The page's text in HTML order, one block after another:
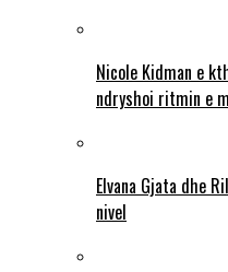
Nicole Kidman e
ndryshoi ritmin e
Elvana Gjata dhe
nivel